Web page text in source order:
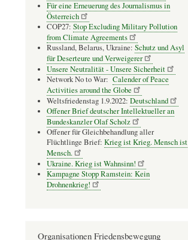
Für eine Erneuerung des Journalismus in
Österreich
COP27: Stop Excluding Military Pollution
from Climate Agreements
Russland, Belarus, Ukraine: Schutz und Asyl
für Deserteure und Verweigerer
Unsere Neutralität - Unsere Sicherheit
Network No to War: Calender of Peace
Activities around the Globe
Weltsfriedenstag 1.9.2022: Deutschland
Offener Brief deutscher Intellektueller an
Bundeskanzler Olaf Scholz
Offener für Gleichbehandlung aller
Flüchtlinge Brief: Krieg ist Krieg. Mensch ist
Mensch.
Ukraine. Krieg ist Wahnsinn!
Kampagne Stopp Ramstein: Kein
Drohnenkrieg!
Organisationen Friedensbewegung